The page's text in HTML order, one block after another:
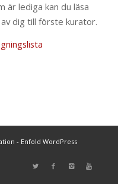
är lediga kan du läsa
dig till förste kurator.
- Enfold WordPress